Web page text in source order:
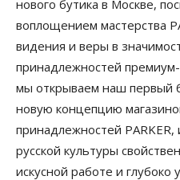
нового бутика в Москве,
воплощением мастерства
видения и веры в
принадлежностей
мы открываем наш первый
новую концепцию
принадлежностей
русской культуры
искусной работе и глубоко